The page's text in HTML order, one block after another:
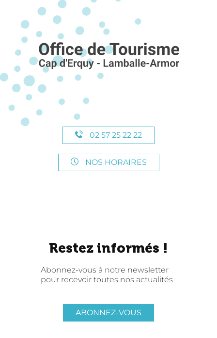
02 57 25 22 22
NOS HORAIRES
Restez informés !
Abonnez-vous à notre newsletter
pour recevoir toutes nos actualités
ABONNEZ-VOUS